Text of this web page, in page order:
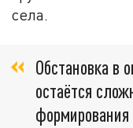
села.
Обстановка в
остаётся